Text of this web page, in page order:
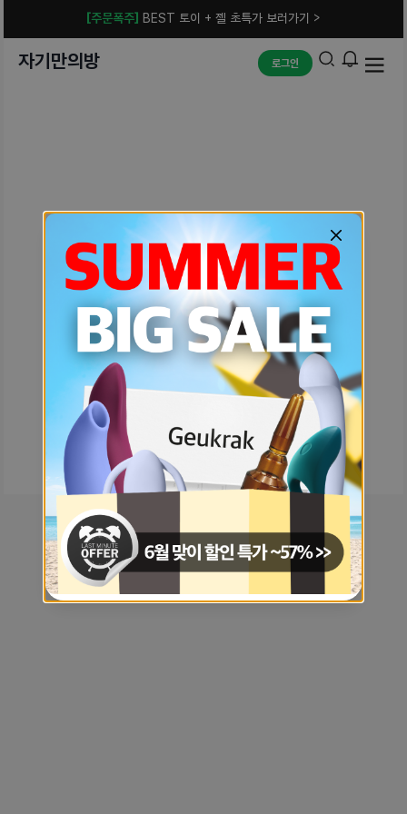
[주문폭주] BEST 토이 + 젤 초특가 보러가기 >
자기만의방 로그인
예상치 못한 에러입니다.